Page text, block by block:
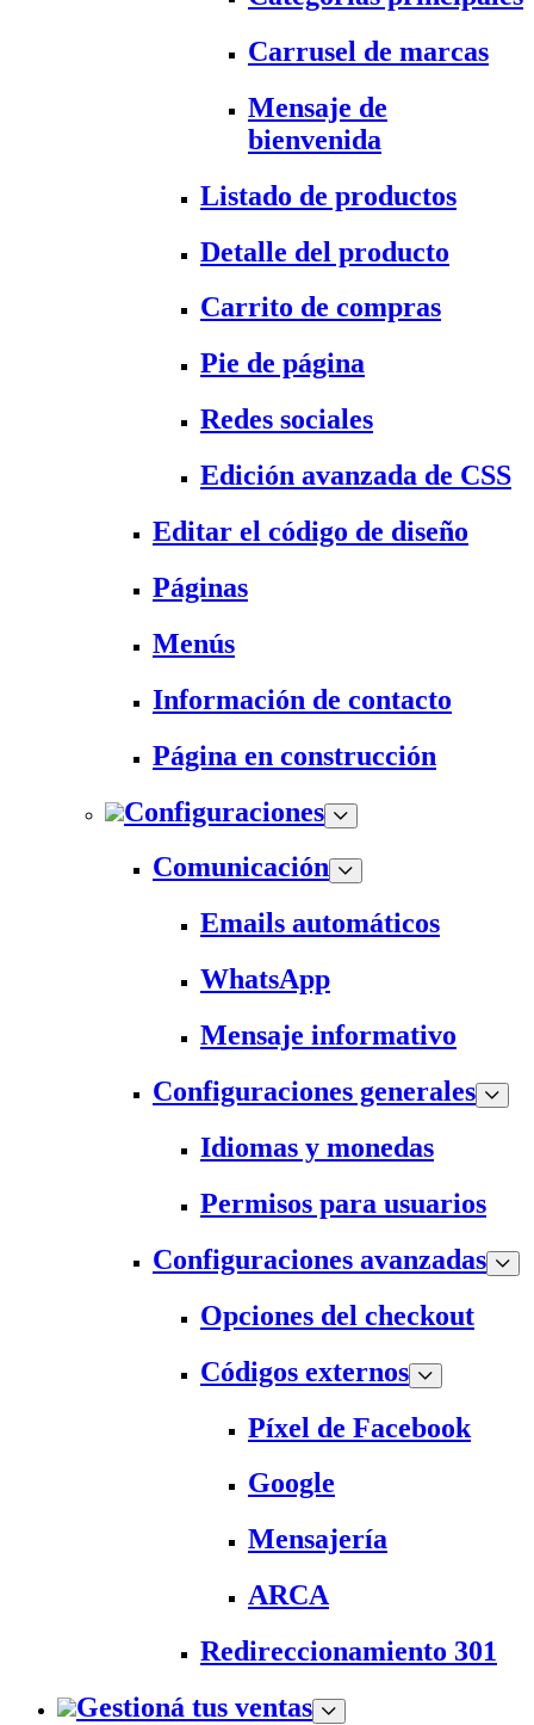
Carrusel de marcas
Mensaje de
bienvenida
Listado de productos
Detalle del producto
Carrito de compras
Pie de página
Redes sociales
Edición avanzada de CSS
Editar el código de diseño
Páginas
Menús
Información de contacto
Página en construcción
Configuraciones
Comunicación
Emails automáticos
WhatsApp
Mensaje informativo
Configuraciones generales
Idiomas y monedas
Permisos para usuarios
Configuraciones avanzadas
Opciones del checkout
Códigos externos
Píxel de Facebook
Google
Mensajería
ARCA
Redireccionamiento 301
Gestioná tus ventas